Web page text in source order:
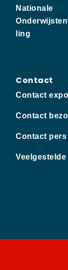
Nationale
ling
Contact
Contact
Contact
Contact pers
Veelgestelde